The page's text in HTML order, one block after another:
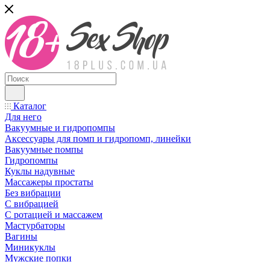
Каталог
Для него
Вакуумные и гидропомпы
Аксессуары для помп и гидропомп, линейки
Вакуумные помпы
Гидропомпы
Куклы надувные
Массажеры простаты
Без вибрации
С вибрацией
С ротацией и массажем
Мастурбаторы
Вагины
Миникуклы
Мужские попки